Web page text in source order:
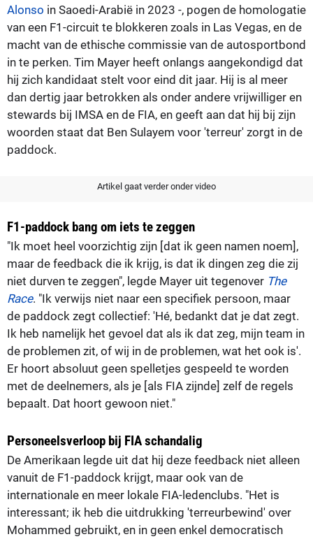
Alonso in Saoedi-Arabië in 2023 -, pogen de homologatie
van een F1-circuit te blokkeren zoals in Las Vegas, en de
macht van de ethische commissie van de autosportbond
in te perken. Tim Mayer heeft onlangs aangekondigd dat
hij zich kandidaat stelt voor eind dit jaar. Hij is al meer
dan dertig jaar betrokken als onder andere vrijwilliger en
stewards bij IMSA en de FIA, en geeft aan dat hij bij zijn
woorden staat dat Ben Sulayem voor 'terreur' zorgt in de
paddock.
Artikel gaat verder onder video
F1-paddock bang om iets te zeggen
"Ik moet heel voorzichtig zijn [dat ik geen namen noem],
maar de feedback die ik krijg, is dat ik dingen zeg die zij
niet durven te zeggen", legde Mayer uit tegenover The
Race. "Ik verwijs niet naar een specifiek persoon, maar
de paddock zegt collectief: 'Hé, bedankt dat je dat zegt.
Ik heb namelijk het gevoel dat als ik dat zeg, mijn team in
de problemen zit, of wij in de problemen, wat het ook is'.
Er hoort absoluut geen spelletjes gespeeld te worden
met de deelnemers, als je [als FIA zijnde] zelf de regels
bepaalt. Dat hoort gewoon niet."
Personeelsverloop bij FIA schandalig
De Amerikaan legde uit dat hij deze feedback niet alleen
vanuit de F1-paddock krijgt, maar ook van de
internationale en meer lokale FIA-ledenclubs. "Het is
interessant; ik heb die uitdrukking 'terreurbewind' over
Mohammed gebruikt, en in geen enkel democratisch